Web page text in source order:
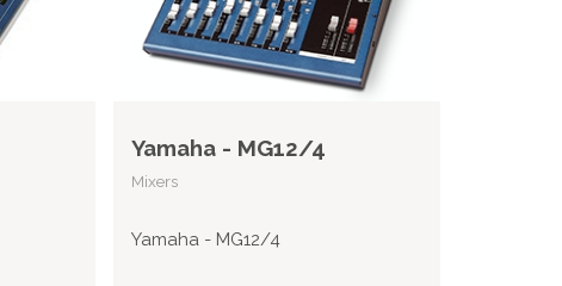
Yamaha - MG12/4
Mixers
Yamaha - MG12/4